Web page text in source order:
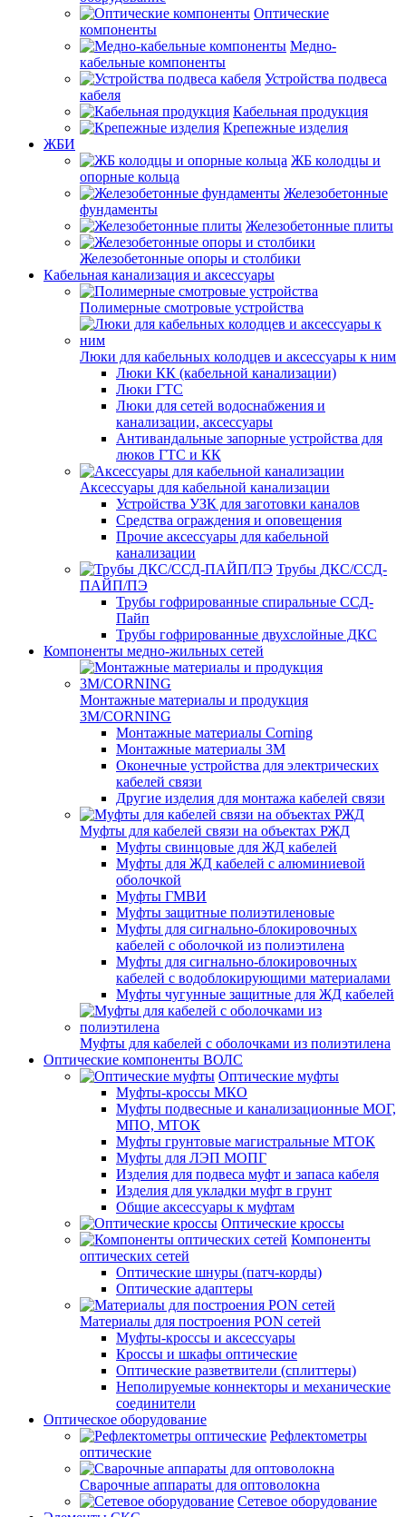
Оптические
компоненты
Медно-
кабельные компоненты
Устройства подвеса
кабеля
Кабельная продукция
Крепежные изделия
ЖБИ
ЖБ колодцы и
опорные кольца
Железобетонные
фундаменты
Железобетонные плиты
Железобетонные опоры и столбики
Кабельная канализация и аксессуары
Полимерные смотровые устройства
Люки для кабельных колодцев и аксессуары к ним
Люки КК (кабельной канализации)
Люки ГТС
Люки для сетей водоснабжения и
канализации, аксессуары
Антивандальные запорные устройства для
люков ГТС и КК
Аксессуары для кабельной канализации
Устройства УЗК для заготовки каналов
Средства ограждения и оповещения
Прочие аксессуары для кабельной
канализации
Трубы ДКС/ССД-
ПАЙП/ПЭ
Трубы гофрированные спиральные ССД-
Пайп
Трубы гофрированные двухслойные ДКС
Компоненты медно-жильных сетей
Монтажные материалы и продукция
3M/CORNING
Монтажные материалы Corning
Монтажные материалы 3M
Оконечные устройства для электрических
кабелей связи
Другие изделия для монтажа кабелей связи
Муфты для кабелей связи на объектах РЖД
Муфты свинцовые для ЖД кабелей
Муфты для ЖД кабелей с алюминиевой
оболочкой
Муфты ГМВИ
Муфты защитные полиэтиленовые
Муфты для сигнально-блокировочных
кабелей с оболочкой из полиэтилена
Муфты для сигнально-блокировочных
кабелей с водоблокирующими материалами
Муфты чугунные защитные для ЖД кабелей
Муфты для кабелей с оболочками из полиэтилена
Оптические компоненты ВОЛС
Оптические муфты
Муфты-кроссы МКО
Муфты подвесные и канализационные МОГ,
МПО, МТОК
Муфты грунтовые магистральные МТОК
Муфты для ЛЭП МОПГ
Изделия для подвеса муфт и запаса кабеля
Изделия для укладки муфт в грунт
Общие аксессуары к муфтам
Оптические кроссы
Компоненты
оптических сетей
Оптические шнуры (патч-корды)
Оптические адаптеры
Материалы для построения PON сетей
Муфты-кроссы и аксессуары
Кроссы и шкафы оптические
Оптические разветвители (сплиттеры)
Неполируемые коннекторы и механические
соединители
Оптическое оборудование
Рефлектометры
оптические
Сварочные аппараты для оптоволокна
Сетевое оборудование